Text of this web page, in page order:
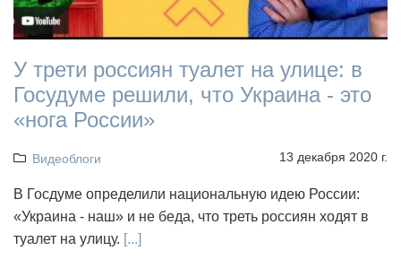
У трети россиян туалет на улице: в
Госудуме решили, что Украина - это
«нога России»
Видеоблоги 13 декабря 2020 г.
В Госдуме определили национальную идею России:
«Украина - наш» и не беда, что треть россиян ходят в
туалет на улицу. [...]